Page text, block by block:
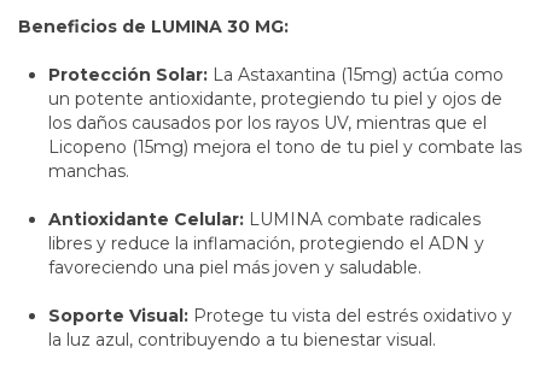
Beneficios de LUMINA 30 MG:
Protección Solar: La Astaxantina (15mg) actúa como
un potente antioxidante, protegiendo tu piel y ojos de
los daños causados por los rayos UV, mientras que el
Licopeno (15mg) mejora el tono de tu piel y combate las
manchas.
Antioxidante Celular: LUMINA combate radicales
libres y reduce la inflamación, protegiendo el ADN y
favoreciendo una piel más joven y saludable.
Soporte Visual: Protege tu vista del estrés oxidativo y
la luz azul, contribuyendo a tu bienestar visual.